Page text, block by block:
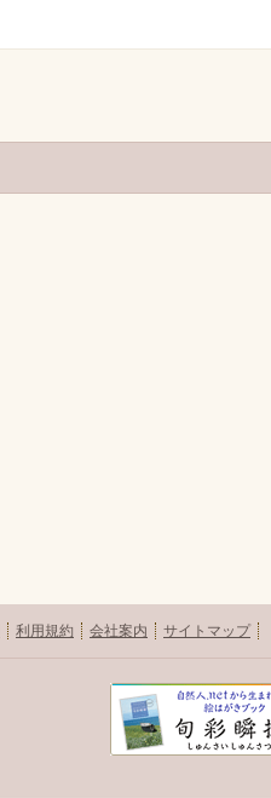
利用規約 会社案内 サイトマップ